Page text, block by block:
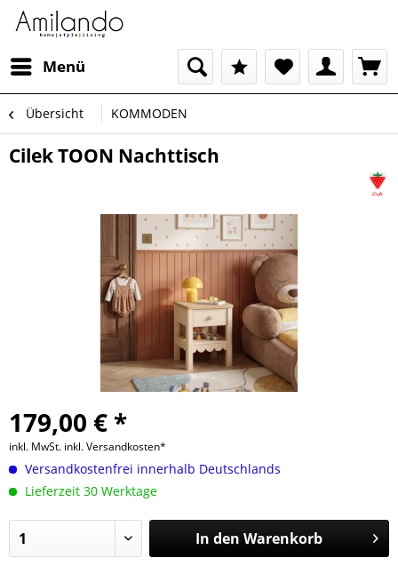
Menü
Übersicht KOMMODEN
Cilek TOON Nachttisch
179,00 € *
inkl. MwSt. inkl. Versandkosten*
Versandkostenfrei innerhalb Deutschlands
Lieferzeit 30 Werktage
In den Warenkorb